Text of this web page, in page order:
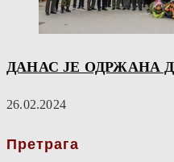
ДАНАС ЈЕ ОДРЖАНА
26.02.2024
Претрага